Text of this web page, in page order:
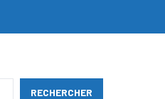
RECHERCHER